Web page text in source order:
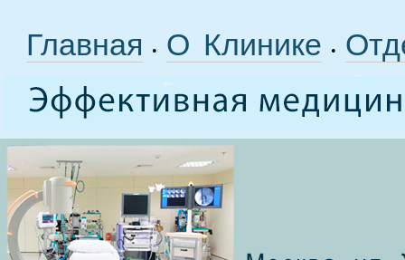
Главная • О Клинике •